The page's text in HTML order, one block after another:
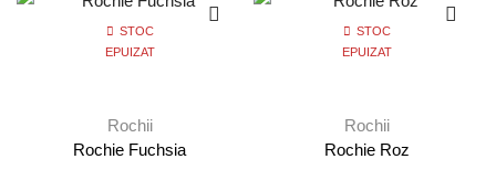
STOC
EPUIZAT
Rochii
Rochie Fuchsia
STOC
EPUIZAT
Rochii
Rochie Roz